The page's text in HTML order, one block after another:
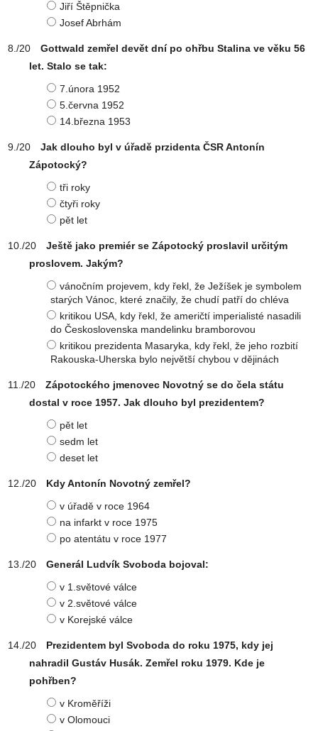
Jiří Štěpnička
Josef Abrhám
Gottwald zemřel devět dní po ohřbu Stalina ve věku 56
let. Stalo se tak:
7.února 1952
5.června 1952
14.března 1953
Jak dlouho byl v úřadě przidenta ČSR Antonín
Zápotocký?
tři roky
čtyři roky
pět let
Ještě jako premiér se Zápotocký proslavil určitým
proslovem. Jakým?
vánočním projevem, kdy řekl, že Ježíšek je symbolem
starých Vánoc, které značily, že chudí patří do chléva
kritikou USA, kdy řekl, že američtí imperialisté nasadili
do Československa mandelinku bramborovou
kritikou prezidenta Masaryka, kdy řekl, že jeho rozbití
Rakouska-Uherska bylo největší chybou v dějinách
Zápotockého jmenovec Novotný se do čela státu
dostal v roce 1957. Jak dlouho byl prezidentem?
pět let
sedm let
deset let
Kdy Antonín Novotný zemřel?
v úřadě v roce 1964
na infarkt v roce 1975
po atentátu v roce 1977
Generál Ludvík Svoboda bojoval:
v 1.světové válce
v 2.světové válce
v Korejské válce
Prezidentem byl Svoboda do roku 1975, kdy jej
nahradil Gustáv Husák. Zemřel roku 1979. Kde je
pohřben?
v Kroměříži
v Olomouci